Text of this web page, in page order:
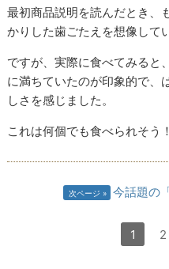
最初商品説明を読んだとき、
かりした歯ごたえを想像して
ですが、実際に食べてみると
に満ちていたのが印象的で、
しさを感じました。
これは何個でも食べられそう！
次ページ 今話題の
1 2